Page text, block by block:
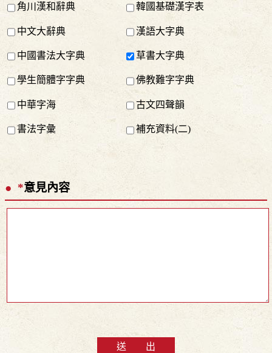
角川漢和辭典 韓國基礎漢字表
中文大辭典 漢語大字典
中國書法大字典 草書大字典
學生簡體字字典 佛教難字字典
中華字海 古文四聲韻
書法字彙 補充資料(二)
*意見內容
送 出